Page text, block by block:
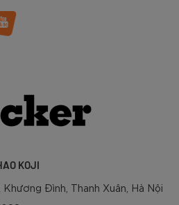
KOJI
Đình, Thanh Xuân, Hà Nội